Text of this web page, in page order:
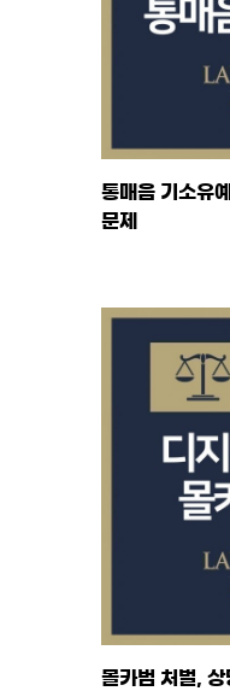
통매음 기소유
문제
몰카범 처벌,